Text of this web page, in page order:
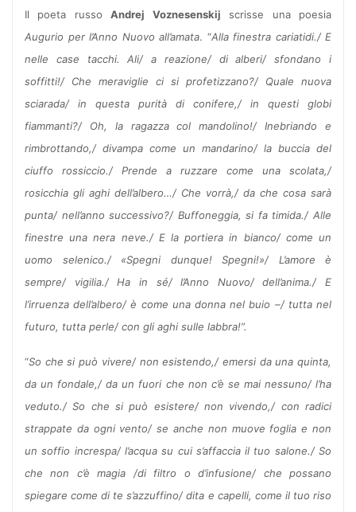
Il poeta russoAndrej Voznesenskij scrisse una poesia
Augurio per l’Anno Nuovo all’amata. “Alla finestra cariatidi./ E
nelle case tacchi. Ali/ a reazione/ di alberi/ sfondano i
soffitti!/ Che meraviglie ci si profetizzano?/ Quale nuova
sciarada/ in questa purità di conifere,/ in questi globi
fiammanti?/ Oh, la ragazza col mandolino!/ Inebriando e
rimbrottando,/ divampa come un mandarino/ la buccia del
ciuffo rossiccio./ Prende a ruzzare come una scolata,/
rosicchia gli aghi dell’albero…/ Che vorrà,/ da che cosa sarà
punta/ nell’anno successivo?/ Buffoneggia, si fa timida./ Alle
finestre una nera neve./ E la portiera in bianco/ come un
uomo selenico./ «Spegni dunque! Spegni!»/ L’amore è
sempre/ vigilia./ Ha in sé/ l’Anno Nuovo/ dell’anima./ E
l’irruenza dell’albero/ è come una donna nel buio –/ tutta nel
futuro, tutta perle/ con gli aghi sulle labbra!”.
“So che si può vivere/ non esistendo,/ emersi da una quinta,
da un fondale,/ da un fuori che non c’è se mai nessuno/ l’ha
veduto./ So che si può esistere/ non vivendo,/ con radici
strappate da ogni vento/ se anche non muove foglia e non
un soffio increspa/ l’acqua su cui s’affaccia il tuo salone./ So
che non c’è magia /di filtro o d’infusione/ che possano
spiegare come di te s’azzuffino/ dita e capelli, come il tuo riso